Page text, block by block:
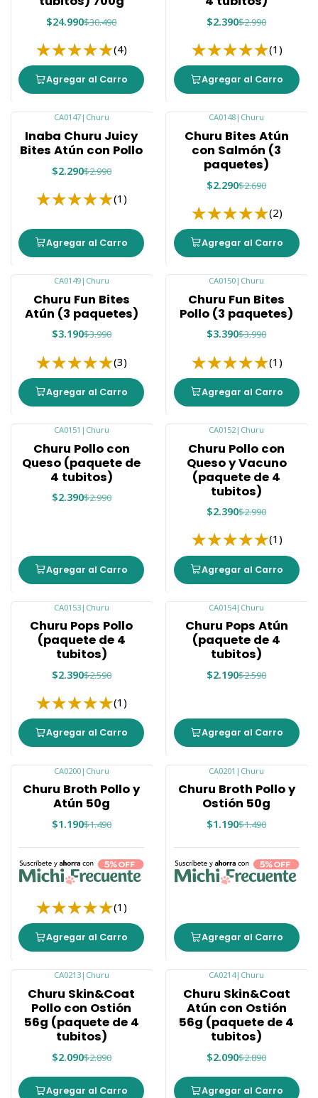
$24.990$30.490
(4)
Agregar al Carro
$2.390$2.990
(1)
Agregar al Carro
CA0147| Churu
Inaba Churu Juicy
Bites Atún con Pollo
$2.290$2.990
(1)
Agregar al Carro
CA0148 | Churu
Churu Bites Atún
con Salmón (3
paquetes)
$2.290$2.690
(2)
Agregar al Carro
CA0149| Churu
Churu Fun Bites
Atún (3 paquetes)
$3.190$3.990
(3)
Agregar al Carro
CA0150 | Churu
Churu Fun Bites
Pollo (3 paquetes)
$3.390$3.990
(1)
Agregar al Carro
CA0151 | Churu
Churu Pollo con
Queso (paquete de
4 tubitos)
$2.390$2.990
Agregar al Carro
CA0152| Churu
Churu Pollo con
Queso y Vacuno
(paquete de 4
tubitos)
$2.390$2.990
(1)
Agregar al Carro
CA0153| Churu
Churu Pops Pollo
(paquete de 4
tubitos)
$2.390$2.590
(1)
Agregar al Carro
CA0154| Churu
Churu Pops Atún
(paquete de 4
tubitos)
$2.190$2.590
Agregar al Carro
CA0200| Churu
Churu Broth Pollo y
Atún 50g
$1.190$1.490
(1)
Agregar al Carro
CA0201 | Churu
Churu Broth Pollo y
Ostión 50g
$1.190$1.490
Agregar al Carro
CA0213| Churu
Churu Skin&Coat
Pollo con Ostión
56g (paquete de 4
tubitos)
$2.090$2.890
Agregar al Carro
CA0214| Churu
Churu Skin&Coat
Atún con Ostión
56g (paquete de 4
tubitos)
$2.090$2.890
Agregar al Carro